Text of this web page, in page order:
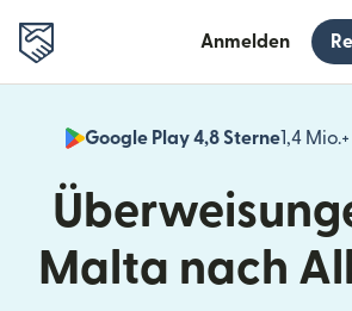
Anmelden
Google Play 4,8 Sterne1,4
Malta nach